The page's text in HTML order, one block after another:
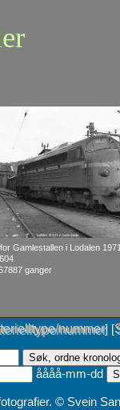
Gamlestallen i Lodalen
ganger
nummer] [
åååå-mm-dd
© Svein